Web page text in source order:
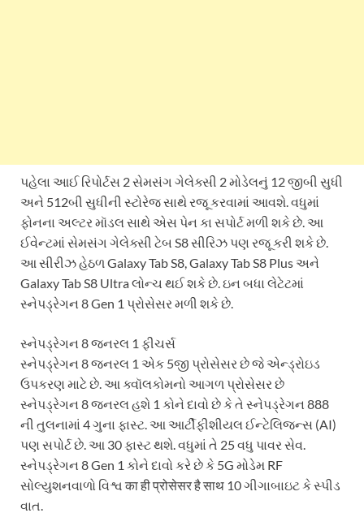
પહેલા આઈ રિપોર્ટસ 2 સેમસંગ ગેલેક્સી 2 મોડેલનું 12 જીબી સુધી
અને 512બી સુધીની સ્ટોરેજ સાથે રજૂ કરવામાં આવશે. વધુમાં
ફોનના અલ્ટર મૉડલ સાથે એસ પેન કા સપોર્ટ મળી શકે છે. આ
ઈવેન્ટમાં સેમસંગ ગેલેક્સી ટેબ S8 સીરિઝ પણ રજૂ કરી શકે છે.
આ સીરીઝ હેઠળ Galaxy Tab S8, Galaxy Tab S8 Plus અને
Galaxy Tab S8 Ultra લોન્ચ થઈ શકે છે. ઇન બધા લેટેટમાં
સ્નેપડ્રેગન 8 Gen 1 પ્રોસેસર મળી શકે છે.
સ્નેપડ્રેગન 8 જનરલ 1 ફીચર્સ
સ્નેપડ્રેગન 8 જનરલ 1 એક 5જી પ્રોસેસર છે જે એન્ડ્રોઇડ
ઉપકરણ માટે છે. આ ક્વૉલકોમનો આગળ પ્રોસેસર છે
સ્નેપડ્રેગન 8 જનરલ હશે 1 કોને દાવો છે કે તે સ્નેપડ્રેગન 888
ની તુલનામાં 4 ગુના ફાસ્ટ. આ આર્ટીફીશીયલ ઈન્ટેલિજન્સ (AI)
પણ સપોર્ટ છે. આ 30 ફાસ્ટ થશે. વધુમાં તે 25 વધુ પાવર સેવ.
સ્નેપડ્રેગન 8 Gen 1 કોને દાવો કરે છે કે 5G મોડેમ RF
સોલ્યુશનવાળો વિશ્વ का ही प्रोसेसर है साथ 10 ગીગાબાઇટ કે સ્પીડ
વાત.